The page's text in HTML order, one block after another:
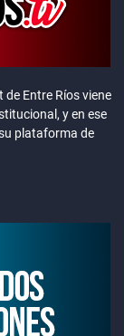
de Entre Ríos viene
y en ese
plataforma de